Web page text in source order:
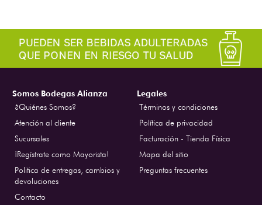
Somos Bodegas Alianza
¿Quiénes Somos?
Atención al cliente
Sucursales
¡Regístrate como Mayorista!
Politica de entregas, cambios y
devoluciones
Contacto
Legales
Términos y condiciones
Política de privacidad
Facturación - Tienda Física
Mapa del sitio
Preguntas frecuentes